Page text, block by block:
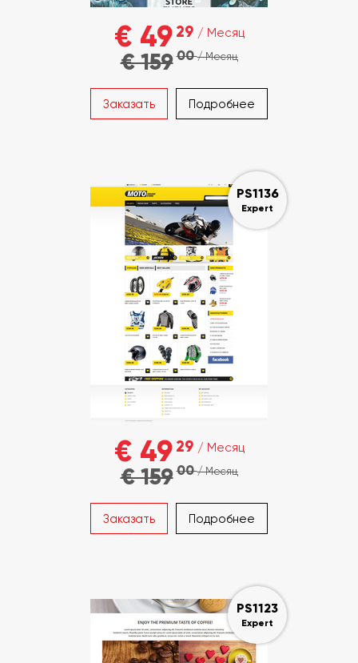
€ 49 29 / Месяц
€ 15900/ Месяц
Заказать Подробнее
PS1136
Expert
€ 49 29 / Месяц
€ 15900/ Месяц
Заказать Подробнее
PS1123
Expert